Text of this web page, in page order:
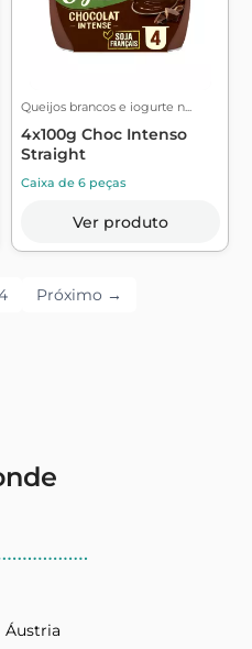
Queijos brancos e iogurte n...
4x100g Choc Intenso
Straight
Caixa de 6 peças
Ver produto
Próximo →
Áustria